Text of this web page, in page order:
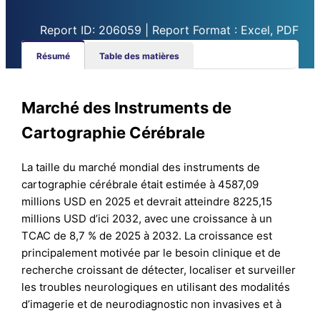
Report ID: 206059 | Report Format : Excel, PDF
Résumé Table des matières
Marché des Instruments de
Cartographie Cérébrale
La taille du marché mondial des instruments de
cartographie cérébrale était estimée à 4587,09
millions USD en 2025 et devrait atteindre 8225,15
millions USD d’ici 2032, avec une croissance à un
TCAC de 8,7 % de 2025 à 2032. La croissance est
principalement motivée par le besoin clinique et de
recherche croissant de détecter, localiser et surveiller
les troubles neurologiques en utilisant des modalités
d’imagerie et de neurodiagnostic non invasives et à